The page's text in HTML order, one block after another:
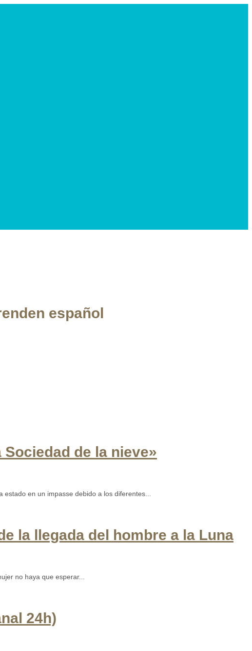
español
Sociedad de la nieve»
en un impasse debido a los diferentes...
la llegada del hombre a la Luna
no haya que esperar...
24h)